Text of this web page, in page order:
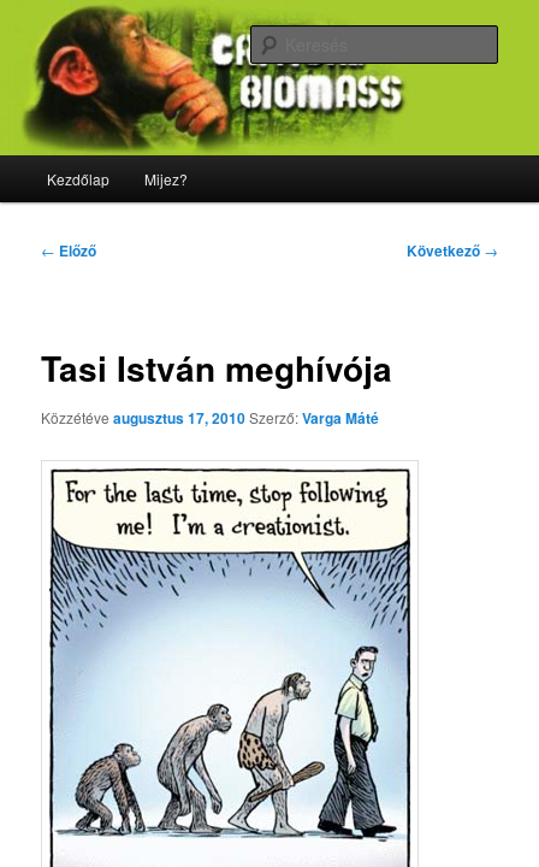
elsődleges
tartalomraCriticalBiomass
Majdnem minden, ami biológia
Kezdőlap Mijez?
Bejegyzés
← Előző Következő →
Tasi István meghívója
Közzétéveaugusztus 17, 2010Szerző:Varga Máté